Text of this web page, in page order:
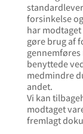
forsinkelse
har
gøre brug af
benyttede
medmindre
andet.
Vi kan
modtaget
fremlagt